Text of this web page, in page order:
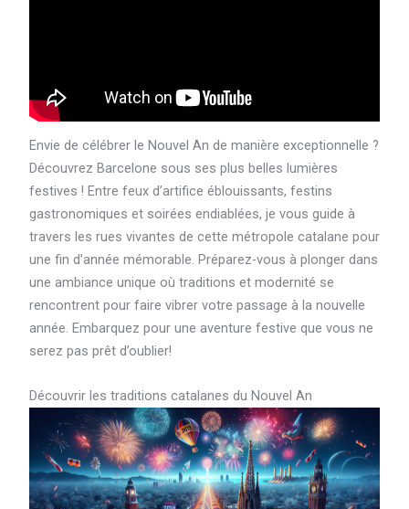
Envie de célébrer le Nouvel An de manière exceptionnelle ?
Découvrez Barcelone sous ses plus belles lumières
festives ! Entre feux d’artifice éblouissants, festins
gastronomiques et soirées endiablées, je vous guide à
travers les rues vivantes de cette métropole catalane pour
une fin d’année mémorable. Préparez-vous à plonger dans
une ambiance unique où traditions et modernité se
rencontrent pour faire vibrer votre passage à la nouvelle
année. Embarquez pour une aventure festive que vous ne
serez pas prêt d’oublier!
Découvrir les traditions catalanes du Nouvel An